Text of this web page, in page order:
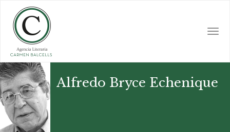
main
content
Alfredo Bryce Echenique